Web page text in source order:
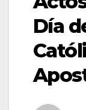
Día